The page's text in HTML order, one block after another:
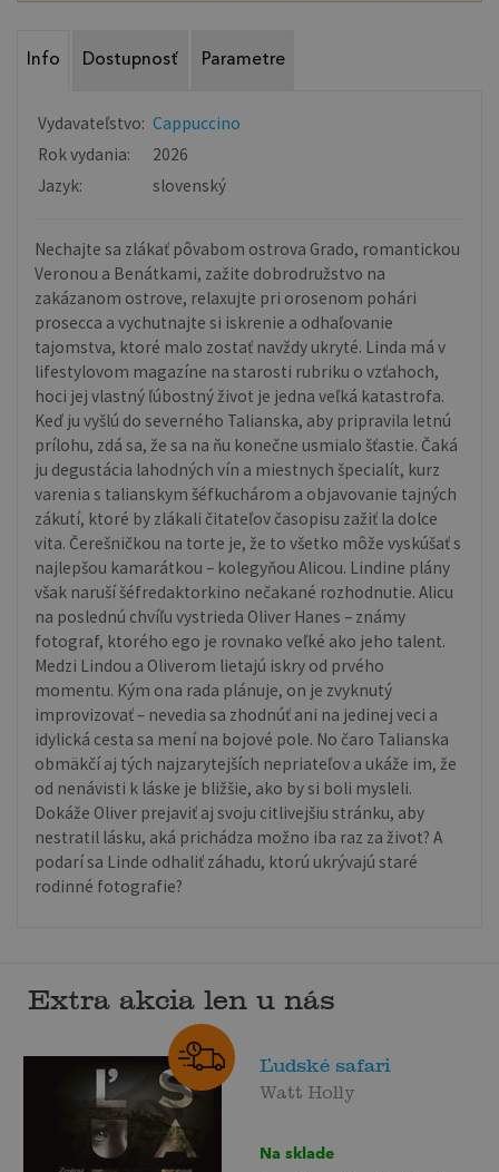
Info Dostupnosť Parametre
Vydavateľstvo: Cappuccino
Rok vydania:
2026
Jazyk:
slovenský
Nechajte sa zlákať pôvabom ostrova Grado, romantickou
Veronou a Benátkami, zažite dobrodružstvo na
zakázanom ostrove, relaxujte pri orosenom pohári
prosecca a vychutnajte si iskrenie a odhaľovanie
tajomstva, ktoré malo zostať navždy ukryté. Linda má v
lifestylovom magazíne na starosti rubriku o vzťahoch,
hoci jej vlastný ľúbostný život je jedna veľká katastrofa.
Keď ju vyšlú do severného Talianska, aby pripravila letnú
prílohu, zdá sa, že sa na ňu konečne usmialo šťastie. Čaká
ju degustácia lahodných vín a miestnych špecialít, kurz
varenia s talianskym šéfkuchárom a objavovanie tajných
zákutí, ktoré by zlákali čitateľov časopisu zažiť la dolce
vita. Čerešničkou na torte je, že to všetko môže vyskúšať s
najlepšou kamarátkou – kolegyňou Alicou. Lindine plány
však naruší šéfredaktorkino nečakané rozhodnutie. Alicu
na poslednú chvíľu vystrieda Oliver Hanes – známy
fotograf, ktorého ego je rovnako veľké ako jeho talent.
Medzi Lindou a Oliverom lietajú iskry od prvého
momentu. Kým ona rada plánuje, on je zvyknutý
improvizovať – nevedia sa zhodnúť ani na jedinej veci a
idylická cesta sa mení na bojové pole. No čaro Talianska
obmäkčí aj tých najzarytejších nepriateľov a ukáže im, že
od nenávisti k láske je bližšie, ako by si boli mysleli.
Dokáže Oliver prejaviť aj svoju citlivejšiu stránku, aby
nestratil lásku, aká prichádza možno iba raz za život? A
podarí sa Linde odhaliť záhadu, ktorú ukrývajú staré
rodinné fotografie?
Extra akcia len u nás
Ľudské safari
Watt Holly
Na sklade